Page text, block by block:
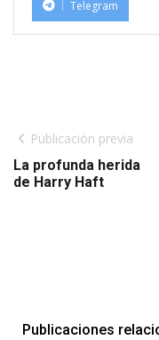
Telegram
Publicación previa
La profunda herida
de Harry Haft
Publicaciones